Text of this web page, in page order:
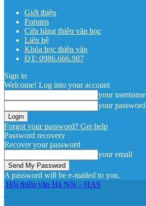
Giới thiệu
Forums
Cửa hàng thiên văn học
Liên hệ
Khóa học thiên văn
ĐT: 0986.666.987
Sign in
Welcome! Log into your account
your username
your password
Forgot your password? Get help
Password recovery
Recover your password
your email
A password will be e-mailed to you.
Hội thiên văn Hà Nội – HAS